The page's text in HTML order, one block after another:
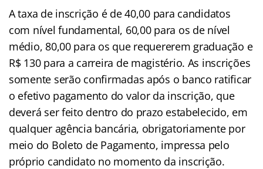
A taxa de inscrição é de 40,00 para candidatos
com nível fundamental, 60,00 para os de nível
médio, 80,00 para os que requererem graduação e
R$ 130 para a carreira de magistério. As inscrições
somente serão confirmadas após o banco ratificar
o efetivo pagamento do valor da inscrição, que
deverá ser feito dentro do prazo estabelecido, em
qualquer agência bancária, obrigatoriamente por
meio do Boleto de Pagamento, impressa pelo
próprio candidato no momento da inscrição.